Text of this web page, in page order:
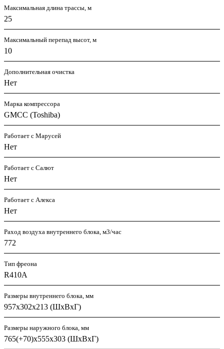
Максимальная длина трассы, м
25
Максимальный перепад высот, м
10
Дополнительная очистка
Нет
Марка компрессора
GMCC (Toshiba)
Работает с Марусей
Нет
Работает с Салют
Нет
Работает с Алекса
Нет
Раход воздуха внутреннего блока, м3/час
772
Тип фреона
R410A
Размеры внутреннего блока, мм
957х302х213 (ШхВхГ)
Размеры наружного блока, мм
765(+70)x555х303 (ШхВхГ)